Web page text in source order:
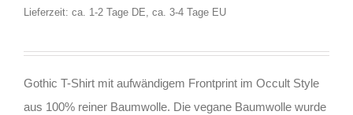
Lieferzeit: ca. 1-2 Tage DE, ca. 3-4 Tage EU
Gothic T-Shirt mit aufwändigem Frontprint im Occult Style
aus 100% reiner Baumwolle. Die vegane Baumwolle wurde